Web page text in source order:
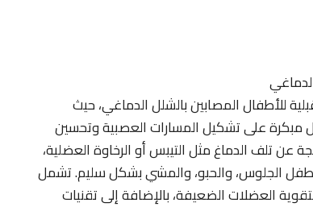
للأطفال المصابين بالشلل الدماغي، حيث
مبكرة على تشكيل المسارات العصبية وتحسين
عن تلف الدماغ مثل التيبس أو الرخاوة العضلية،
الجلوس، والحبو، والمشي بشكل سليم. تشمل
العضلات الضعيفة، بالإضافة إلى تقنيات